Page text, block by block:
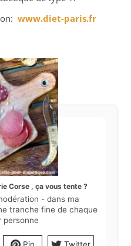
www.diet-paris.fr
Corse , ça vous tente ?
- dans ma
tranche fine de chaque
personne